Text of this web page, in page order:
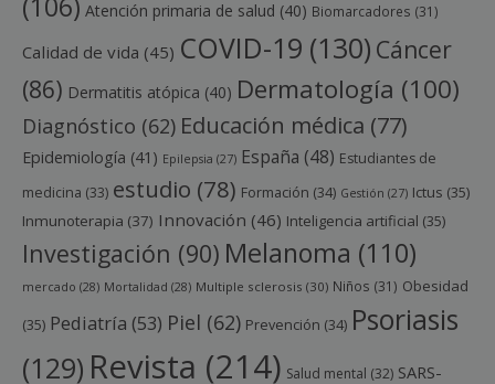
(106) Atención primaria de salud (40) Biomarcadores (31)
Calidad de vida (45) COVID-19 (130) Cáncer
(86) Dermatitis atópica (40) Dermatología (100)
Diagnóstico (62) Educación médica (77)
Epidemiología (41) Epilepsia (27) España (48) Estudiantes de
medicina (33) estudio (78) Formación (34) Gestión (27) Ictus (35)
Inmunoterapia (37) Innovación (46) Inteligencia artificial (35)
Investigación (90) Melanoma (110)
mercado (28) Mortalidad (28) Multiple sclerosis (30) Niños (31) Obesidad
(35) Pediatría (53) Piel (62) Prevención (34) Psoriasis
(129) Revista (214) Salud mental (32) SARS-